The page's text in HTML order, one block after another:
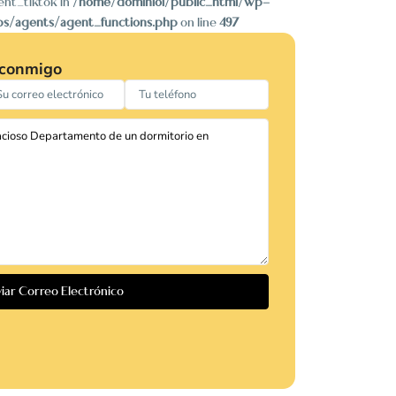
agents/agent_functions.phpon line497